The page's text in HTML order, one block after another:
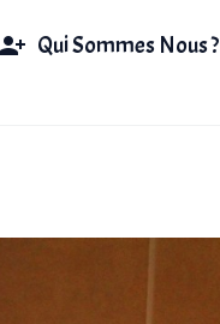
Qui Sommes Nous ?